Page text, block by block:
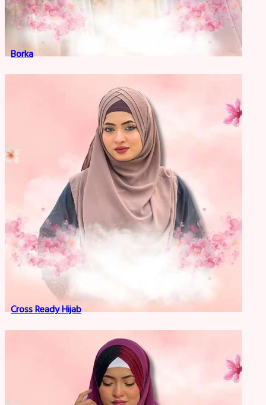
Borka
Cross Ready Hijab